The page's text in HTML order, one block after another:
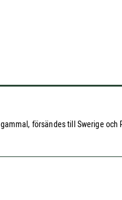
försändes till Swerige